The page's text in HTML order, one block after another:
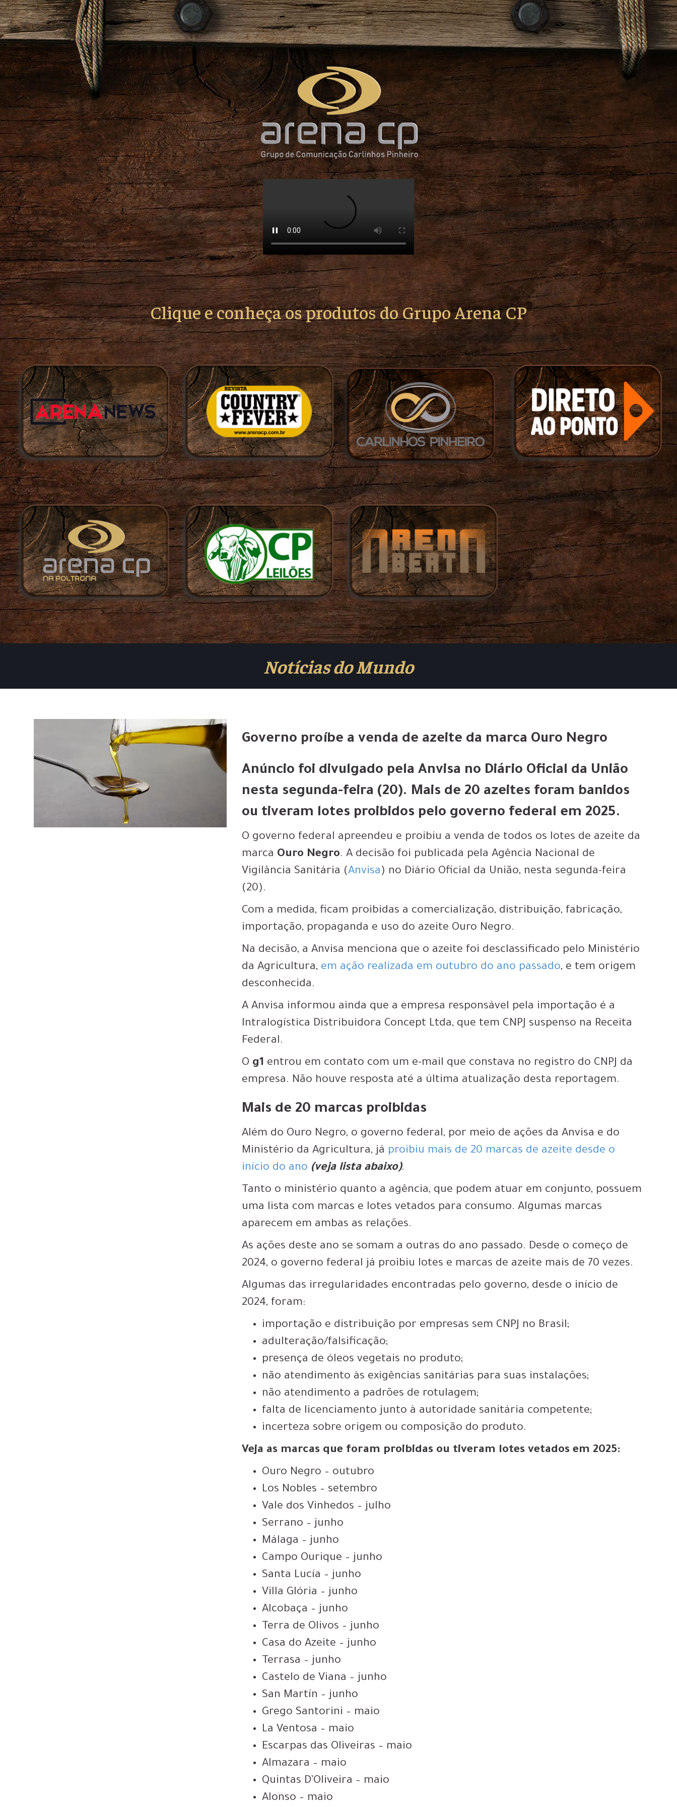
Clique e conheça os produtos do Grupo Arena CP
Notícias do Mundo
Governo proíbe a venda de azeite da marca Ouro Negro
Anúncio foi divulgado pela Anvisa no Diário Oficial da União
nesta segunda-feira (20). Mais de 20 azeites foram banidos
ou tiveram lotes proibidos pelo governo federal em 2025.
O governo federal apreendeu e proibiu a venda de todos os lotes de azeite da
marca Ouro Negro. A decisão foi publicada pela Agência Nacional de
Vigilância Sanitária (Anvisa) no Diário Oficial da União, nesta segunda-feira
(20).
Com a medida, ficam proibidas a comercialização, distribuição, fabricação,
importação, propaganda e uso do azeite Ouro Negro.
Na decisão, a Anvisa menciona que o azeite foi desclassificado pelo Ministério
da Agricultura, em ação realizada em outubro do ano passado, e tem origem
desconhecida.
A Anvisa informou ainda que a empresa responsável pela importação é a
Intralogística Distribuidora Concept Ltda, que tem CNPJ suspenso na Receita
Federal.
O g1 entrou em contato com um e-mail que constava no registro do CNPJ da
empresa. Não houve resposta até a última atualização desta reportagem.
Mais de 20 marcas proibidas
Além do Ouro Negro, o governo federal, por meio de ações da Anvisa e do
Ministério da Agricultura, já proibiu mais de 20 marcas de azeite desde o
início do ano (veja lista abaixo).
Tanto o ministério quanto a agência, que podem atuar em conjunto, possuem
uma lista com marcas e lotes vetados para consumo. Algumas marcas
aparecem em ambas as relações.
As ações deste ano se somam a outras do ano passado. Desde o começo de
2024, o governo federal já proibiu lotes e marcas de azeite mais de 70 vezes.
Algumas das irregularidades encontradas pelo governo, desde o início de
2024, foram:
importação e distribuição por empresas sem CNPJ no Brasil;
adulteração/falsificação;
presença de óleos vegetais no produto;
não atendimento às exigências sanitárias para suas instalações;
não atendimento a padrões de rotulagem;
falta de licenciamento junto à autoridade sanitária competente;
incerteza sobre origem ou composição do produto.
Veja as marcas que foram proibidas ou tiveram lotes vetados em 2025:
Ouro Negro – outubro
Los Nobles – setembro
Vale dos Vinhedos – julho
Serrano – junho
Málaga – junho
Campo Ourique – junho
Santa Lucía – junho
Villa Glória – junho
Alcobaça – junho
Terra de Olivos – junho
Casa do Azeite – junho
Terrasa – junho
Castelo de Viana – junho
San Martín – junho
Grego Santorini – maio
La Ventosa – maio
Escarpas das Oliveiras – maio
Almazara – maio
Quintas D’Oliveira – maio
Alonso – maio